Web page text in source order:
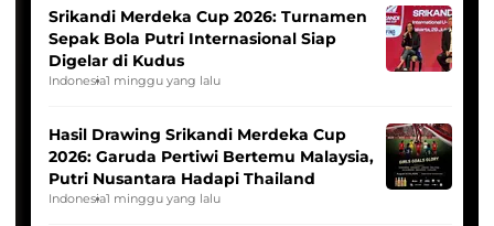
Srikandi Merdeka Cup 2026: Turnamen
Sepak Bola Putri Internasional Siap
Digelar di Kudus
Indonesia1 minggu yang lalu
Hasil Drawing Srikandi Merdeka Cup
2026: Garuda Pertiwi Bertemu Malaysia,
Putri Nusantara Hadapi Thailand
Indonesia1 minggu yang lalu